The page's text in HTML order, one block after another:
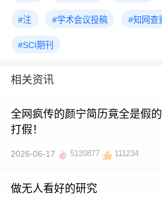
#注 #学术会议投稿 #知网查
#SCI期刊
相关资讯
全网疯传的颜宁简历竟全是假
打假！
2026-06-17 5120877 111234
做无人看好的研究